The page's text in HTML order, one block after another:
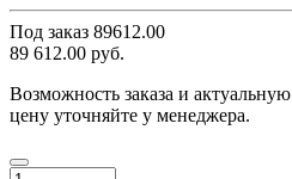
Под заказ 89612.00
89 612.00 руб.
Возможность заказа и актуальную
цену уточняйте у менеджера.